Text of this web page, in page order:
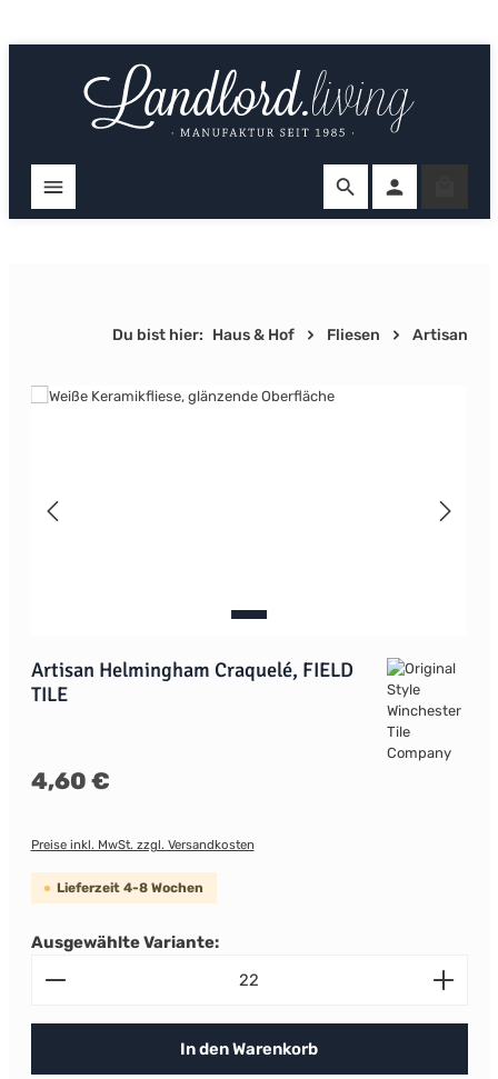
Du bist hier: Haus & Hof Fliesen Artisan
Bildergalerie überspringen
Artisan Helmingham Craquelé, FIELD
TILE
Regulärer Preis:
4,60 €
Preise inkl. MwSt. zzgl. Versandkosten
Lieferzeit 4-8 Wochen
Ausgewählte Variante:
Produkt Anzahl: Gib den gewünschten Wert ein
In den Warenkorb